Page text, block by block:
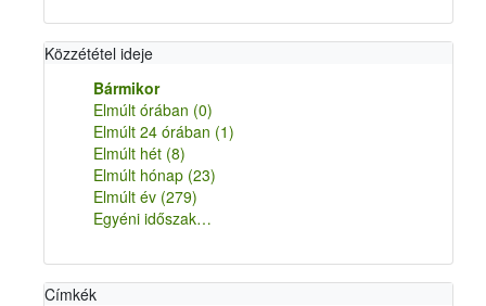
Közzététel ideje
Bármikor
Elmúlt órában (0)
Elmúlt 24 órában (1)
Elmúlt hét (8)
Elmúlt hónap (23)
Elmúlt év (279)
Egyéni időszak…
Címkék